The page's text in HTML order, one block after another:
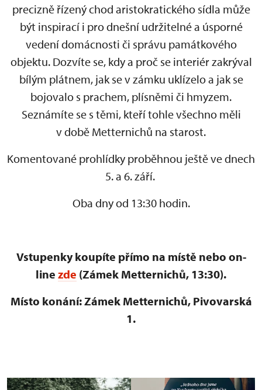
precizně řízený chod aristokratického sídla může
být inspirací i pro dnešní udržitelné a úsporné
vedení domácnosti či správu památkového
objektu. Dozvíte se, kdy a proč se interiér zakrýval
bílým plátnem, jak se v zámku uklízelo a jak se
bojovalo s prachem, plísněmi či hmyzem.
Seznámíte se s těmi, kteří tohle všechno měli
v době Metternichů na starost.
Komentované prohlídky proběhnou ještě ve dnech
5. a 6. září.
Oba dny od 13:30 hodin.
Vstupenky koupíte přímo na místě nebo on-
line zde (Zámek Metternichů, 13:30).
Místo konání: Zámek Metternichů, Pivovarská
1.